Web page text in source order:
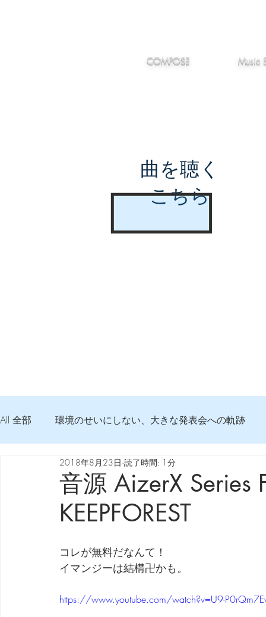
COMPOSE Music
曲を聴く
こちら
All 全部 環境のせいにしない、大きな発表会への軌跡
弦交換の記録 DTM 始める 知っておきたいコト
Imanjy Studio 使われているモノ
劇団 Avan 劇伴が出来るまでを追ったドキュメンタリー
音源 AizerX Series
KEEPFOREST
2018年8月23日 読了時間: 1分
コレが無料だなんて！
イマンジーは結構卍かも。
https://www.youtube.com/watch?v=U9-